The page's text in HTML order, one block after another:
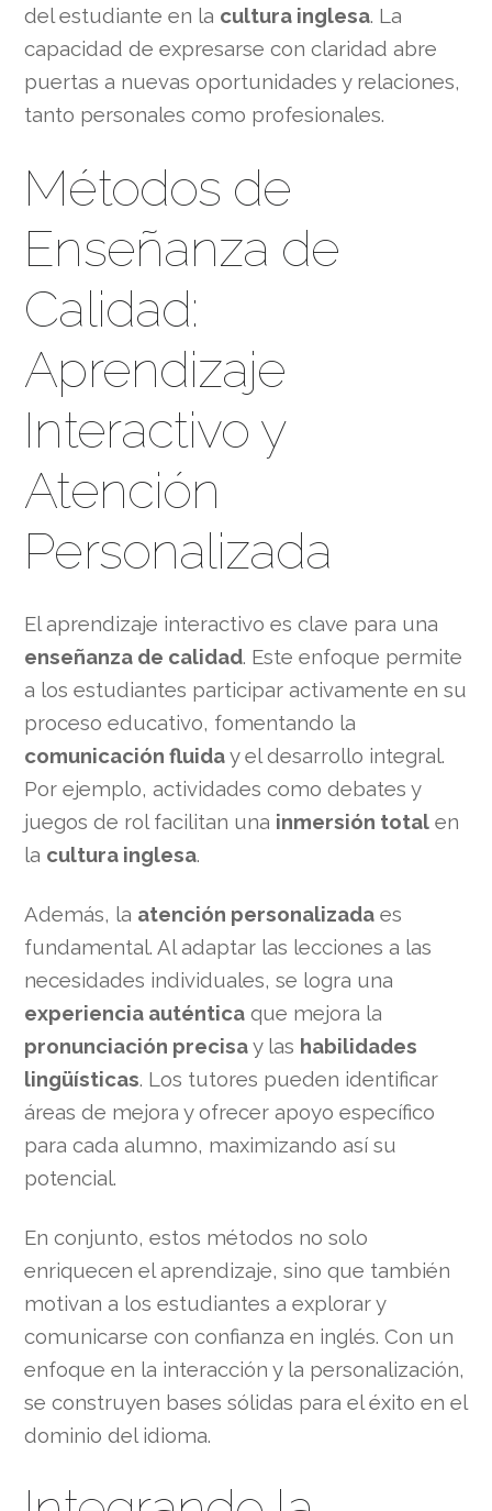
del estudiante en la cultura inglesa. La
capacidad de expresarse con claridad abre
puertas a nuevas oportunidades y relaciones,
tanto personales como profesionales.
Métodos de
Enseñanza de
Calidad:
Aprendizaje
Interactivo y
Atención
Personalizada
El aprendizaje interactivo es clave para una
enseñanza de calidad. Este enfoque permite
a los estudiantes participar activamente en su
proceso educativo, fomentando la
comunicación fluiday el desarrollo integral.
Por ejemplo, actividades como debates y
juegos de rol facilitan una inmersión total en
la cultura inglesa.
Además, la atención personalizada es
fundamental. Al adaptar las lecciones a las
necesidades individuales, se logra una
experiencia auténtica que mejora la
pronunciación precisay las habilidades
lingüísticas. Los tutores pueden identificar
áreas de mejora y ofrecer apoyo específico
para cada alumno, maximizando así su
potencial.
En conjunto, estos métodos no solo
enriquecen el aprendizaje, sino que también
motivan a los estudiantes a explorar y
comunicarse con confianza en inglés. Con un
enfoque en la interacción y la personalización,
se construyen bases sólidas para el éxito en el
dominio del idioma.